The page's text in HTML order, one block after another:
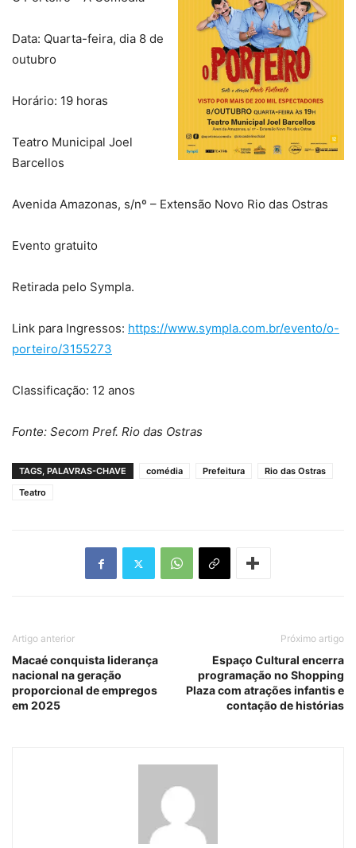
Data: Quarta-feira, dia 8 de
outubro
Horário: 19 horas
Teatro Municipal Joel
Barcellos
Avenida Amazonas, s/nº – Extensão Novo Rio das Ostras
Evento gratuito
Retirada pelo Sympla.
Link para Ingressos: https://www.sympla.com.br/evento/o-
porteiro/3155273
Classificação: 12 anos
Fonte: Secom Pref. Rio das Ostras
TAGS, PALAVRAS-CHAVE comédia Prefeitura
Rio das Ostras
Teatro
Artigo anterior
Macaé conquista liderança
nacional na geração
proporcional de empregos
em 2025
Próximo artigo
Espaço Cultural encerra
programação no Shopping
Plaza com atrações infantis e
contação de histórias